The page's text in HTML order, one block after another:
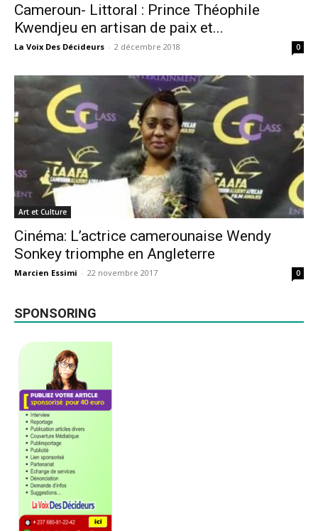
Cameroun- Littoral : Prince Théophile
Kwendjeu en artisan de paix et...
La Voix Des Décideurs - 2 décembre 2018 0
Art et Culture
Cinéma: L’actrice camerounaise Wendy
Sonkey triomphe en Angleterre
Marcien Essimi - 22 novembre 2017 0
SPONSORING